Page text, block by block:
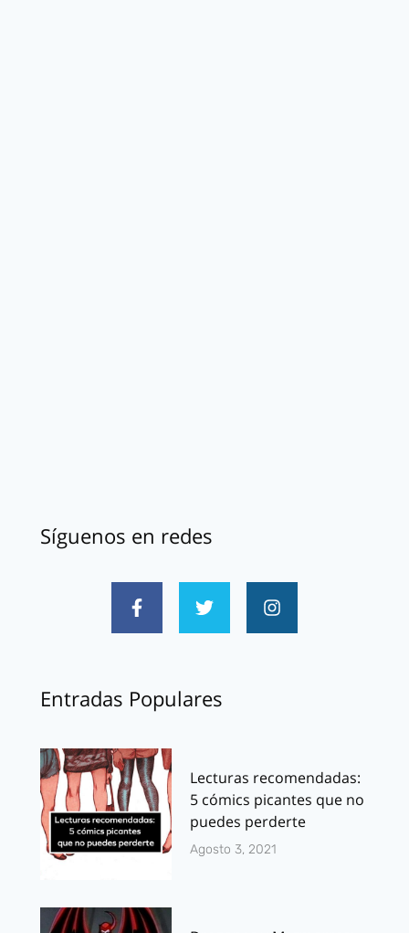
Síguenos en redes
Entradas Populares
Lecturas recomendadas:
5 cómics picantes que no
puedes perderte
Agosto 3, 2021